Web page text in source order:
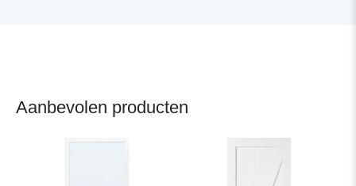
Aanbevolen producten